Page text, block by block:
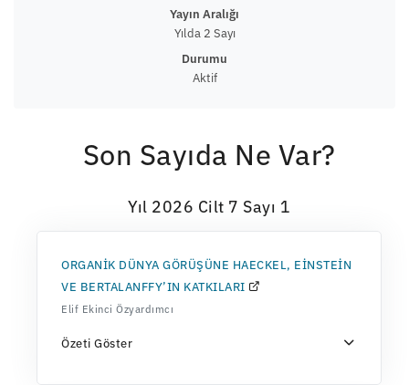
Son Sayıda Ne Var?
Yıl 2026 Cilt 7 Sayı 1
ORGANİK DÜNYA GÖRÜŞÜNE HAECKEL, EİNSTEİN
VE BERTALANFFY’IN KATKILARI
Elif Ekinci Özyardımcı
Özeti Göster
Yayın Aralığı
Yılda 2 Sayı
Durumu
Aktif